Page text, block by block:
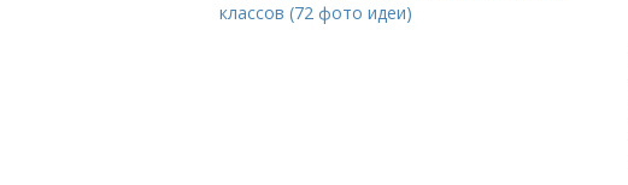
классов (72 фото идеи)